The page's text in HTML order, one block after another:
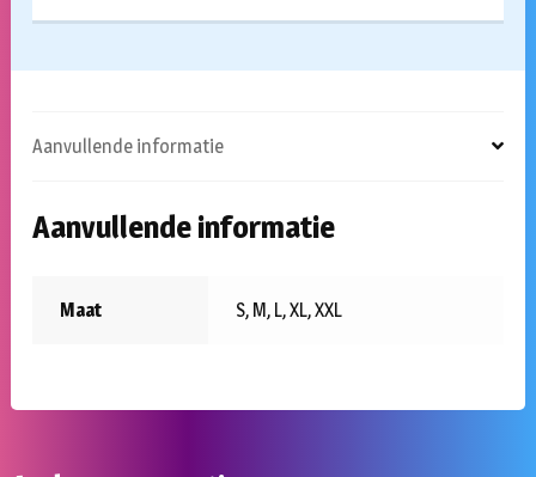
Aanvullende informatie
Aanvullende informatie
Maat S, M, L, XL, XXL